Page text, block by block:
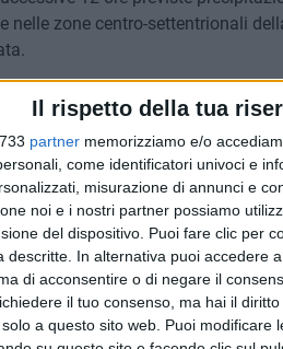
Il rispetto della tua
partner memorizziamo e/o
come identificatori univoci e
misurazione di annunci e
noi e i nostri partner possiamo
del dispositivo. Puoi fare clic per
descritte. In alternativa puoi accedere
di acconsentire o di negare il
il tuo consenso, ma hai il
a questo sito web. Puoi
nelle zone centro-settentrionali
anni per
che